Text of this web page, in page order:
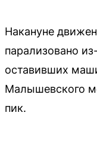
Накануне
парализовано
оставивших
Малышевского
пик.